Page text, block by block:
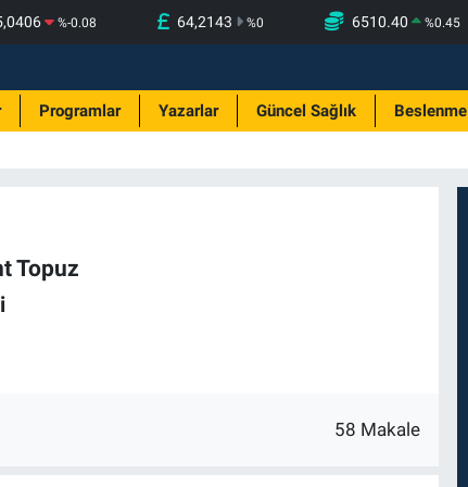
%-0.08 64,2143 %0 6510.40 %0.45
Programlar Yazarlar Güncel Sağlık Beslenme
Topuz
58 Makale